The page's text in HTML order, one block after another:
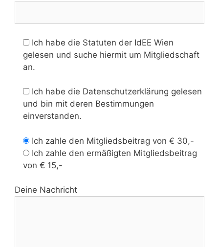
Ich habe die Statuten der IdEE Wien
gelesen und suche hiermit um Mitgliedschaft
an.
Ich habe die Datenschutzerklärung gelesen
und bin mit deren Bestimmungen
einverstanden.
Ich zahle den Mitgliedsbeitrag von € 30,-
Ich zahle den ermäßigten Mitgliedsbeitrag
von € 15,-
Deine Nachricht